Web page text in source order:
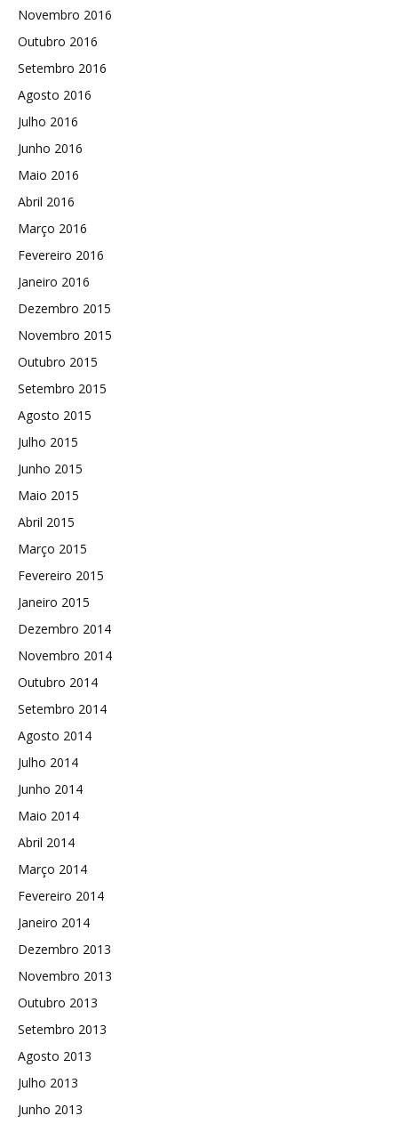
Novembro 2016
Outubro 2016
Setembro 2016
Agosto 2016
Julho 2016
Junho 2016
Maio 2016
Abril 2016
Março 2016
Fevereiro 2016
Janeiro 2016
Dezembro 2015
Novembro 2015
Outubro 2015
Setembro 2015
Agosto 2015
Julho 2015
Junho 2015
Maio 2015
Abril 2015
Março 2015
Fevereiro 2015
Janeiro 2015
Dezembro 2014
Novembro 2014
Outubro 2014
Setembro 2014
Agosto 2014
Julho 2014
Junho 2014
Maio 2014
Abril 2014
Março 2014
Fevereiro 2014
Janeiro 2014
Dezembro 2013
Novembro 2013
Outubro 2013
Setembro 2013
Agosto 2013
Julho 2013
Junho 2013